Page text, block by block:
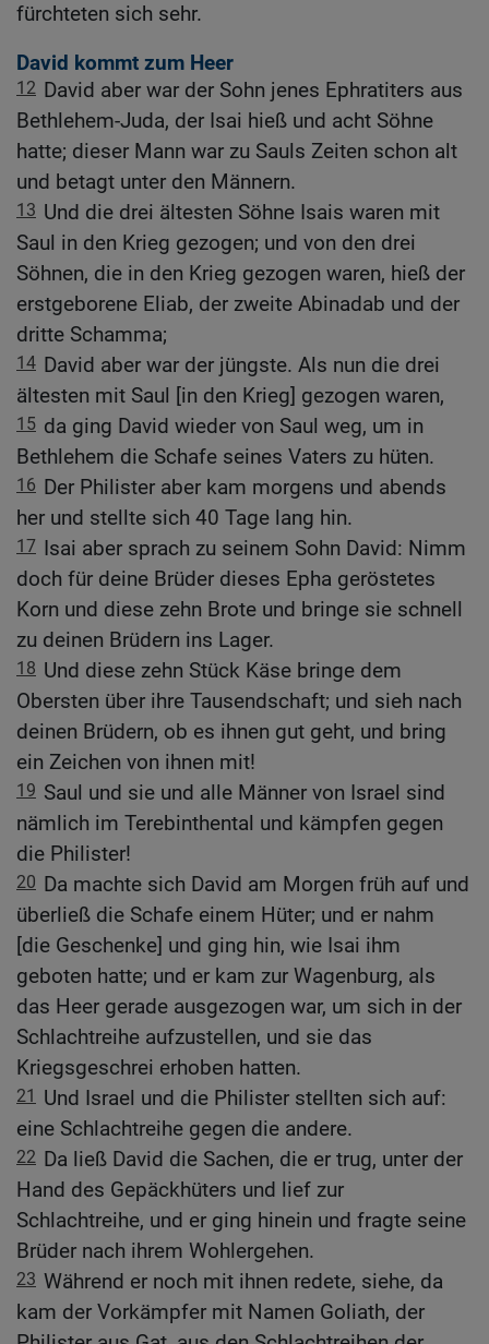
fürchteten sich sehr.
David kommt zum Heer
12 David aber war der Sohn jenes Ephratiters aus
Bethlehem-Juda, der Isai hieß und acht Söhne
hatte; dieser Mann war zu Sauls Zeiten schon alt
und betagt unter den Männern.
13 Und die drei ältesten Söhne Isais waren mit
Saul in den Krieg gezogen; und von den drei
Söhnen, die in den Krieg gezogen waren, hieß der
erstgeborene Eliab, der zweite Abinadab und der
dritte Schamma;
14 David aber war der jüngste. Als nun die drei
ältesten mit Saul [in den Krieg] gezogen waren,
15 da ging David wieder von Saul weg, um in
Bethlehem die Schafe seines Vaters zu hüten.
16 Der Philister aber kam morgens und abends
her und stellte sich 40 Tage lang hin.
17 Isai aber sprach zu seinem Sohn David: Nimm
doch für deine Brüder dieses Epha geröstetes
Korn und diese zehn Brote und bringe sie schnell
zu deinen Brüdern ins Lager.
18 Und diese zehn Stück Käse bringe dem
Obersten über ihre Tausendschaft; und sieh nach
deinen Brüdern, ob es ihnen gut geht, und bring
ein Zeichen von ihnen mit!
19 Saul und sie und alle Männer von Israel sind
nämlich im Terebinthental und kämpfen gegen
die Philister!
20 Da machte sich David am Morgen früh auf und
überließ die Schafe einem Hüter; und er nahm
[die Geschenke] und ging hin, wie Isai ihm
geboten hatte; und er kam zur Wagenburg, als
das Heer gerade ausgezogen war, um sich in der
Schlachtreihe aufzustellen, und sie das
Kriegsgeschrei erhoben hatten.
21
Und Israel und die Philister stellten sich auf:
eine Schlachtreihe gegen die andere.
22 Da ließ David die Sachen, die er trug, unter der
Hand des Gepäckhüters und lief zur
Schlachtreihe, und er ging hinein und fragte seine
Brüder nach ihrem Wohlergehen.
23 Während er noch mit ihnen redete, siehe, da
kam der Vorkämpfer mit Namen Goliath, der